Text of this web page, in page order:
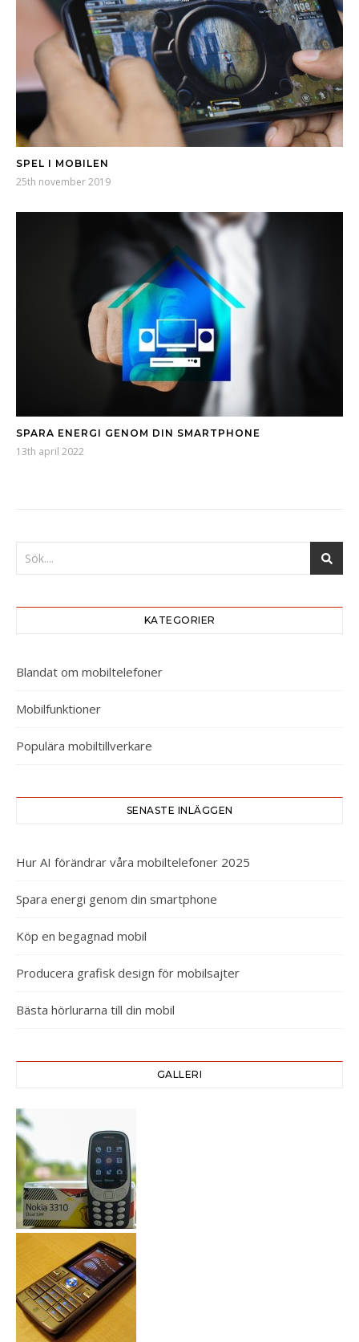
SPEL I MOBILEN
25th november 2019
SPARA ENERGI GENOM DIN SMARTPHONE
13th april 2022
KATEGORIER
Blandat om mobiltelefoner
Mobilfunktioner
Populära mobiltillverkare
SENASTE INLÄGGEN
Hur AI förändrar våra mobiltelefoner 2025
Spara energi genom din smartphone
Köp en begagnad mobil
Producera grafisk design för mobilsajter
Bästa hörlurarna till din mobil
GALLERI